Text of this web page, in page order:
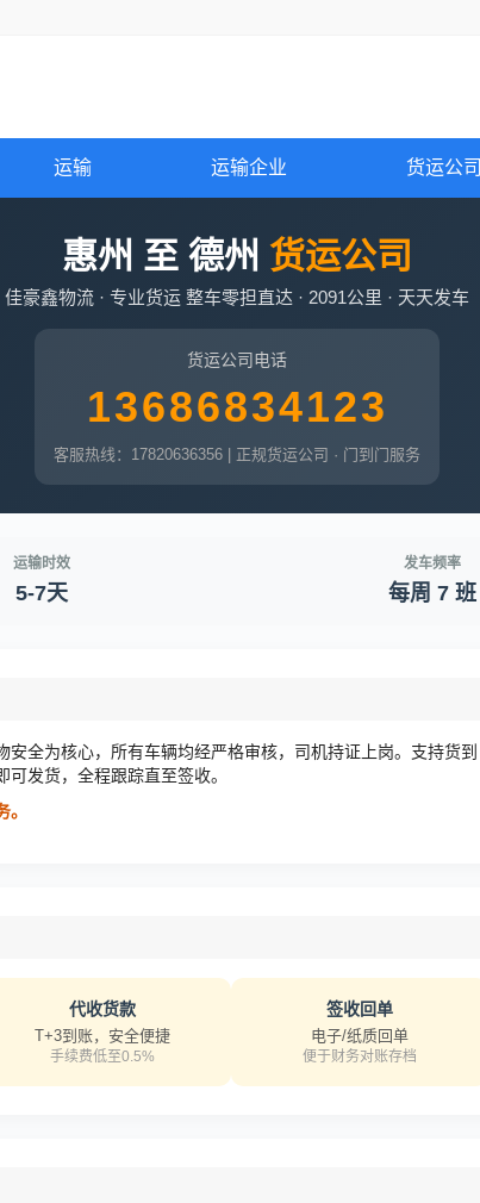
运输 运输企业 货运公司
惠州 至 德州 货运公司
佳豪鑫物流 · 专业货运 整车零担直达 · 2091公里 · 天天发车
货运公司电话
13686834123
客服热线：17820636356 | 正规货运公司 · 门到门服务
运输时效
5-7天
发车频率
每周 7 班
全为核心，所有车辆均经严格审核，司机持证上岗。支持货到
发货，全程跟踪直至签收。
代收货款
T+3到账，安全便捷
手续费低至0.5%
签收回单
电子/纸质回单
便于财务对账存档